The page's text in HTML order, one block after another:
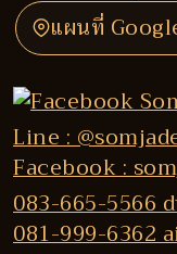
แผนที่
Line :
Facebook :
083-665-5566
081-999-6362